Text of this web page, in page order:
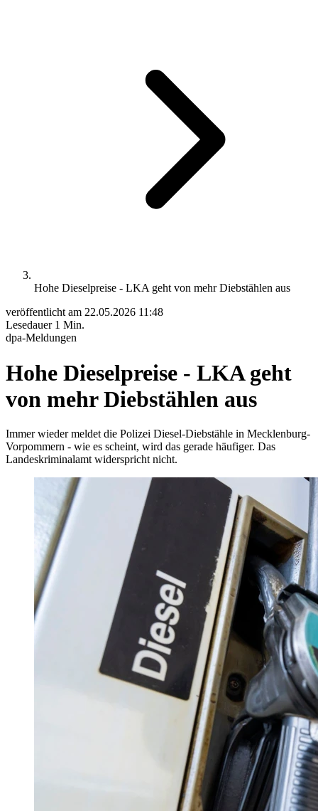
Hohe Dieselpreise - LKA geht von mehr Diebstählen aus
veröffentlicht am 22.05.2026 11:48
Lesedauer 1 Min.
dpa-Meldungen
Hohe Dieselpreise - LKA geht
von mehr Diebstählen aus
Immer wieder meldet die Polizei Diesel-Diebstähle in Mecklenburg-
Vorpommern - wie es scheint, wird das gerade häufiger. Das
Landeskriminalamt widerspricht nicht.